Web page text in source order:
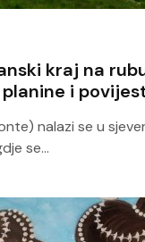
kraj na
i
nalazi se u
se...